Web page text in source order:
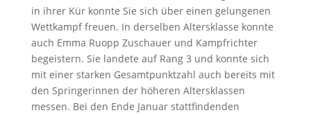
in ihrer Kür konnte Sie sich über einen gelungenen
Wettkampf freuen. In derselben Altersklasse konnte
auch Emma Ruopp Zuschauer und Kampfrichter
begeistern. Sie landete auf Rang 3 und konnte sich
mit einer starken Gesamtpunktzahl auch bereits mit
den Springerinnen der höheren Altersklassen
messen. Bei den Ende Januar stattfindenden